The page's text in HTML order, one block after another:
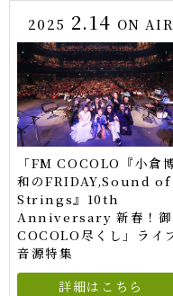
2025 2.14 ON AIR
「FM COCOLO『小倉
和のFRIDAY,Sound of
Strings』10th
Anniversary 新春！御
COCOLO尽くし」ライ
音源特集
詳細はこちら